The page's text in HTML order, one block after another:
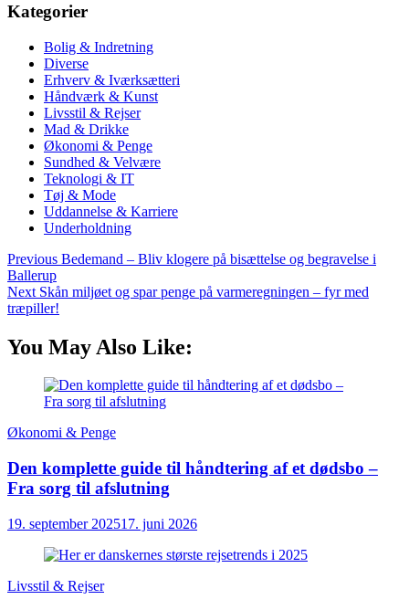
Kategorier
Bolig & Indretning
Diverse
Erhverv & Iværksætteri
Håndværk & Kunst
Livsstil & Rejser
Mad & Drikke
Økonomi & Penge
Sundhed & Velvære
Teknologi & IT
Tøj & Mode
Uddannelse & Karriere
Underholdning
Previous Bedemand – Bliv klogere på bisættelse og begravelse i
Ballerup
Next Skån miljøet og spar penge på varmeregningen – fyr med
træpiller!
You May Also Like:
Økonomi & Penge
Den komplette guide til håndtering af et dødsbo –
Fra sorg til afslutning
19. september 202517. juni 2026
Livsstil & Rejser